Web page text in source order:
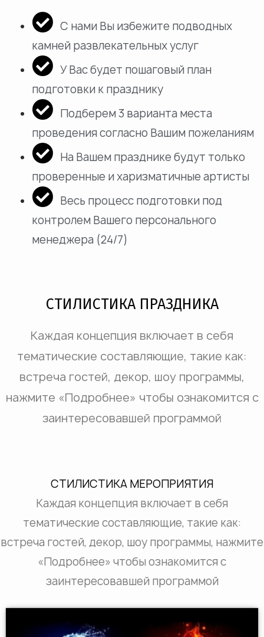
С нами Вы избежите подводных
камней развлекательных услуг
У Вас будет пошаговый план
подготовки к празднику
Подберем 3 варианта места
проведения согласно Вашим пожеланиям
На Вашем празднике будут только
проверенные и харизматичные артисты
Весь процесс подготовки под
контролем Вашего персонального
менеджера (24/7)
СТИЛИСТИКА ПРАЗДНИКА
Каждая концепция включает в себя
тематические составляющие, такие как:
встреча гостей, декор, шоу программы,
нажмите «Подробнее» чтобы ознакомится с
заинтересовавшей программой
СТИЛИСТИКА МЕРОПРИЯТИЯ
Каждая концепция включает в себя
тематические составляющие, такие как:
встреча гостей, декор, шоу программы, нажмите
«Подробнее» чтобы ознакомится с
заинтересовавшей программой